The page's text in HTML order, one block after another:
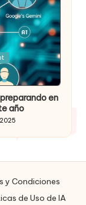
en
año
y Condiciones
de Uso de IA